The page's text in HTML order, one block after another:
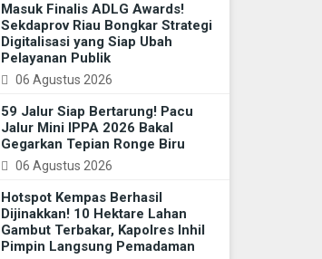
Masuk Finalis ADLG Awards!
Sekdaprov Riau Bongkar Strategi
Digitalisasi yang Siap Ubah
Pelayanan Publik
06 Agustus 2026
59 Jalur Siap Bertarung! Pacu
Jalur Mini IPPA 2026 Bakal
Gegarkan Tepian Ronge Biru
06 Agustus 2026
Hotspot Kempas Berhasil
Dijinakkan! 10 Hektare Lahan
Gambut Terbakar, Kapolres Inhil
Pimpin Langsung Pemadaman